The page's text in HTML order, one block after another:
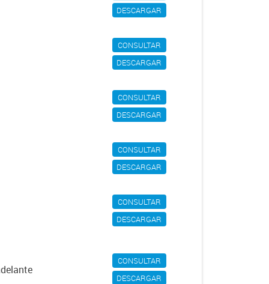
DESCARGAR
CONSULTAR
DESCARGAR
CONSULTAR
DESCARGAR
CONSULTAR
DESCARGAR
CONSULTAR
DESCARGAR
CONSULTAR
DESCARGAR